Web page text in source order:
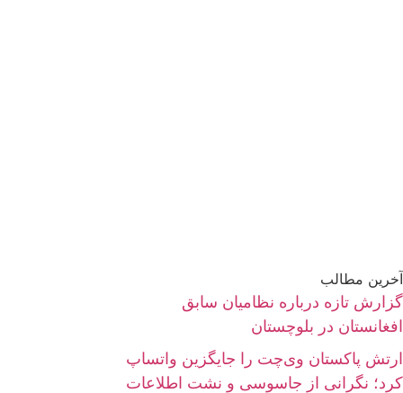
آخرین مطالب
گزارش تازه درباره نظامیان سابق
افغانستان در بلوچستان
ارتش پاکستان وی‌چت را جایگزین واتساپ
کرد؛ نگرانی از جاسوسی و نشت اطلاعات